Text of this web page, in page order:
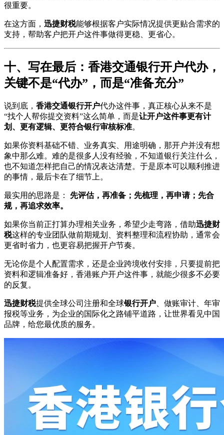
很重要。
在这方面， 迅捷财税能够根据客户实际情况提供更贴合需求的
支持，帮助客户把开户这件事做得更稳、更省心。
十、写在最后：香港交通银行开户代办，
关键不是“代办”，而是“准备充分”
说到底， 香港交通银行开户代办这件事，真正核心从来不是
“找个人帮你提交资料”这么简单，而是让开户这件事更有计
划、更有逻辑、更符合银行审核标准。
如果你资料基础不错、业务真实、用途明确，那开户并没有想
象中那么难。难的是很多人没有经验，不知道银行关注什么，
也不知道怎样把自己的情况表达清楚。于是原本可以顺利推进
的事情，最后卡在了细节上。
最实用的思路是： 先评估，再准备；先梳理，再申请；先合
规，再追求效率。
如果你当前正打算办理相关业务，希望少走弯路，借助迅捷财
税这样的专业团队做前期规划、资料整理和流程协助，通常会
更省时省力，也更容易把握开户节奏。
无论你是个人配置需求，还是企业跨境收付安排，只要提前把
资料和逻辑准备好，香港账户开户这件事，就能少很多不必要
的反复。
迅捷财税提供全球公司注册和全球银行开户 、做账审计、年审
报税等业务，为企业的国际化之路铺平道路，让世界看见中国
品牌，给您最优质的服务。